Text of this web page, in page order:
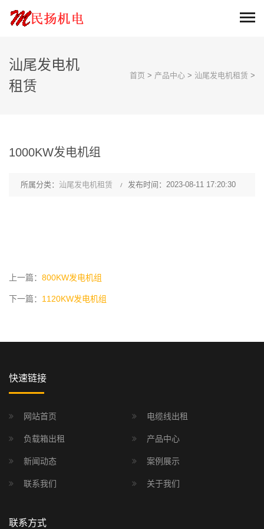
汕尾发电机
租赁
首页 > 产品中心 > 汕尾发电机租赁 >
1000KW发电机组
所属分类： 汕尾发电机租赁 发布时间：2023-08-11 17:20:30
上一篇： 800KW发电机组
下一篇： 1120KW发电机组
快速链接
网站首页 电缆线出租
负载箱出租 产品中心
新闻动态 案例展示
联系我们 关于我们
联系方式